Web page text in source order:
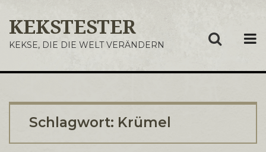
KEKSTESTER
KEKSE, DIE DIE WELT VERÄNDERN
Schlagwort: Krümel